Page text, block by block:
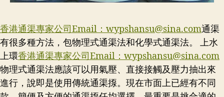
香港通渠專家公司Email： wypshansu@sina.com通渠
有很多種方法，包物理式通渠法和化學式通渠法。 上水
上環香港通渠專家公司Email： wypshansu@sina.com
物理式通渠法應該可以用氣壓、直接接觸及壓力抽出來
進行，說即是使用傳統通渠揼。現在市面上已經有不同